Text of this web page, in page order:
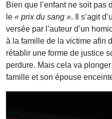
Bien que l’enfant ne soit pas
le « prix du sang ». Il s’agit
versée par l’auteur d’un
à la famille de la victime afin
rétablir une forme de justice
perdure. Mais cela va
famille et son épouse